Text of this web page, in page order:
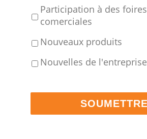
Participation à des foires
comerciales
Nouveaux produits
Nouvelles de l'entreprise